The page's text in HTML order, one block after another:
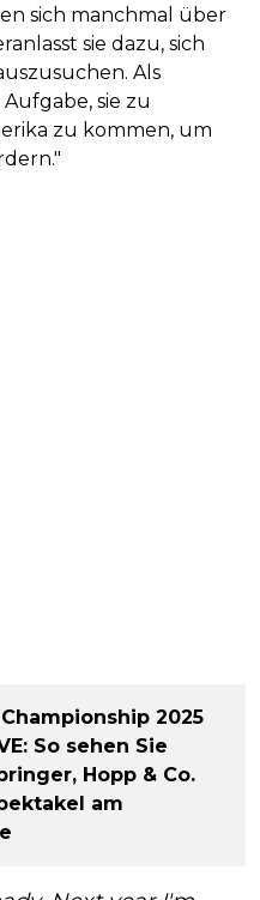
sich manchmal über
sie dazu, sich
Als
sie zu
zu kommen, um
2025
So sehen Sie
Hopp & Co.
am